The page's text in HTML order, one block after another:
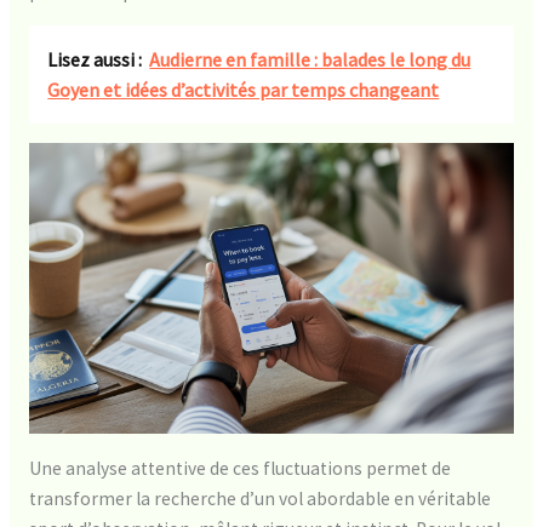
Lisez aussi : Audierne en famille : balades le long du
Goyen et idées d’activités par temps changeant
Une analyse attentive de ces fluctuations permet de
transformer la recherche d’un vol abordable en véritable